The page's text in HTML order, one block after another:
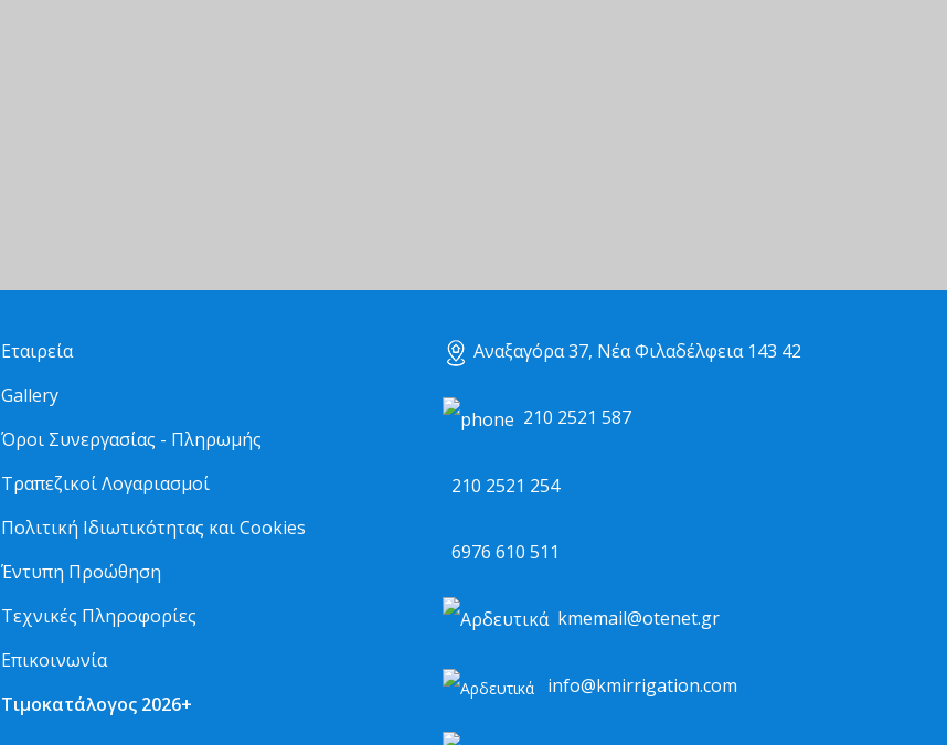
Εταιρεία
Gallery
Όροι Συνεργασίας - Πληρωμής
Τραπεζικοί Λογαριασμοί
Πολιτική Ιδιωτικότητας και Cookies
Έντυπη Προώθηση
Τεχνικές Πληροφορίες
Επικοινωνία
Τιμοκατάλογος 2026+
Αναξαγόρα 37, Νέα Φιλαδέλφεια 143 42
210 2521 587
210 2521 254
6976 610 511
kmemail@otenet.gr
info@kmirrigation.com